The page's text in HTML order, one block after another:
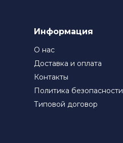
Информация
О нас
Доставка и оплата
Контакты
Политика безопасности
Типовой договор